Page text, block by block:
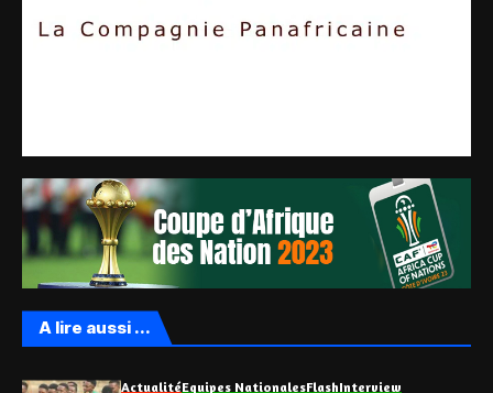
A lire aussi ...
ActualitéEquipes NationalesFlashInterview